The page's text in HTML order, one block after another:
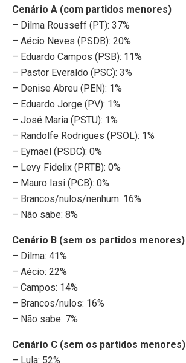
Cenário A (com partidos menores)
– Dilma Rousseff (PT): 37%
– Aécio Neves (PSDB): 20%
– Eduardo Campos (PSB): 11%
– Pastor Everaldo (PSC): 3%
– Denise Abreu (PEN): 1%
– Eduardo Jorge (PV): 1%
– José Maria (PSTU): 1%
– Randolfe Rodrigues (PSOL): 1%
– Eymael (PSDC): 0%
– Levy Fidelix (PRTB): 0%
– Mauro Iasi (PCB): 0%
– Brancos/nulos/nenhum: 16%
– Não sabe: 8%
Cenário B (sem os partidos menores)
– Dilma: 41%
– Aécio: 22%
– Campos: 14%
– Brancos/nulos: 16%
– Não sabe: 7%
Cenário C (sem os partidos menores)
– Lula: 52%